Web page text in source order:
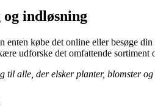
indløsning
købe det online eller besøge
udforske det omfattende
til alle, der elsker planter, blomster